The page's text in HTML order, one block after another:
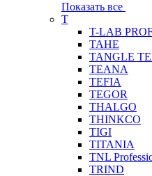
Показать все
T
T-LAB
TAHE
TANGLE
TEANA
TEFIA
TEGOR
THALGO
THINKCO
TIGI
TITANIA
TNL
TRIND